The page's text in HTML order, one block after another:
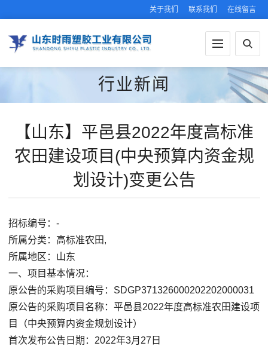
关于我们 联系我们 在线留言
行业新闻
【山东】平邑县2022年度高标准
农田建设项目(中央预算内资金规
划设计)变更公告
招标编号：-
所属分类：高标准农田,
所属地区：山东
一、项目基本情况：
原公告的采购项目编号：SDGP371326000202202000031
原公告的采购项目名称：平邑县2022年度高标准农田建设项
目（中央预算内资金规划设计）
首次发布公告日期：2022年3月27日